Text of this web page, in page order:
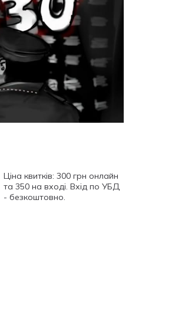
Ціна квитків: 300 грн онлайн
та 350 на вході. Вхід по УБД
- безкоштовно.